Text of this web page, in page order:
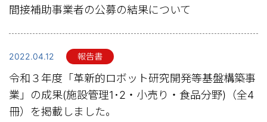
間接補助事業者の公募の結果について
2022.04.12 報告書
令和３年度「革新的ロボット研究開発等基盤構築事
業」の成果(施設管理1･2・小売り・食品分野)（全4
冊）を掲載しました。